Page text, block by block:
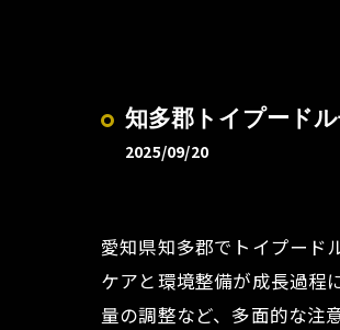
知多郡トイプード
2025/09/20
愛知県知多郡でトイプード
ケアと環境整備が成長過程
量の調整など、多面的な注